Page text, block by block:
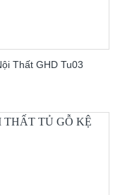
Thất GHD Tu03